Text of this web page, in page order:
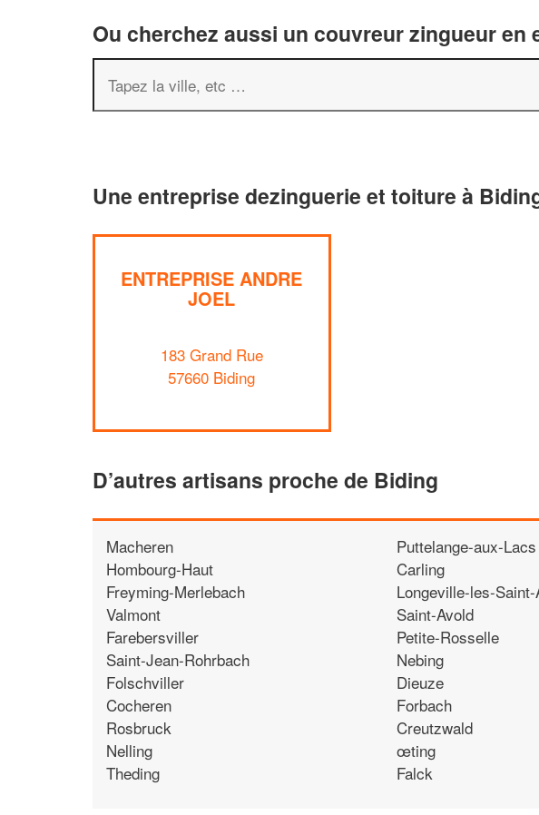
Ou cherchez aussi un couvreur zingueur
Une entreprise dezinguerie et toiture à
ENTREPRISE ANDRE
JOEL
183 Grand Rue
57660 Biding
D’autres artisans proche de Biding
Macheren
Hombourg-Haut
Freyming-Merlebach
Valmont
Farebersviller
Saint-Jean-Rohrbach
Folschviller
Cocheren
Rosbruck
Nelling
Theding
Puttelange-aux-Lacs
Carling
Longeville-les-
Saint-Avold
Petite-Rosselle
Nebing
Dieuze
Forbach
Creutzwald
œting
Falck